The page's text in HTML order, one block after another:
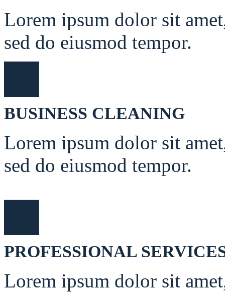
Lorem ipsum dolor sit
sed do eiusmod tempor.
BUSINESS CLEANING
Lorem ipsum dolor sit
sed do eiusmod tempor.
PROFESSIONAL
Lorem ipsum dolor sit